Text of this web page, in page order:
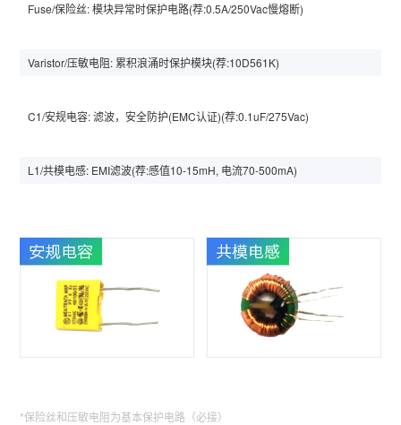
Fuse/保险丝: 模块异常时保护电路(荐:0.5A/250Vac慢熔断)
Varistor/压敏电阻: 累积浪涌时保护模块(荐:10D561K)
C1/安规电容: 滤波，安全防护(EMC认证)(荐:0.1uF/275Vac)
L1/共模电感: EMI滤波(荐:感值10-15mH, 电流70-500mA)
*保险丝和压敏电阻为基本保护电路（必接）